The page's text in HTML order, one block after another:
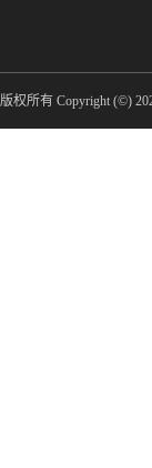
版权所有 Copyright (©)